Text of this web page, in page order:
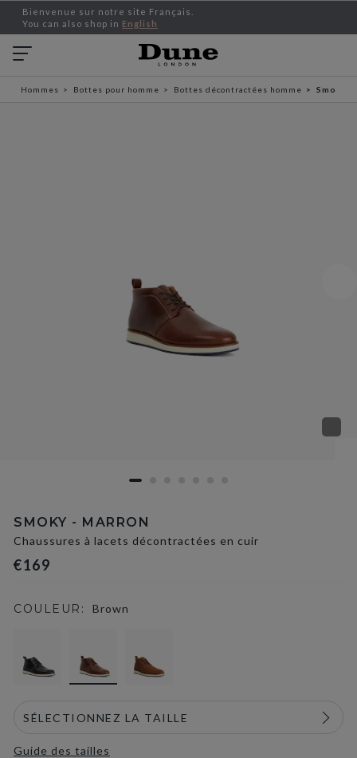
Bienvenue sur notre site Français.
You can also shop in English
Hommes Bottes pour homme Bottes décontractées homme Smoky -
SMOKY - MARRON
Chaussures à lacets décontractées en cuir
€169
COULEUR: Brown
Guide des tailles